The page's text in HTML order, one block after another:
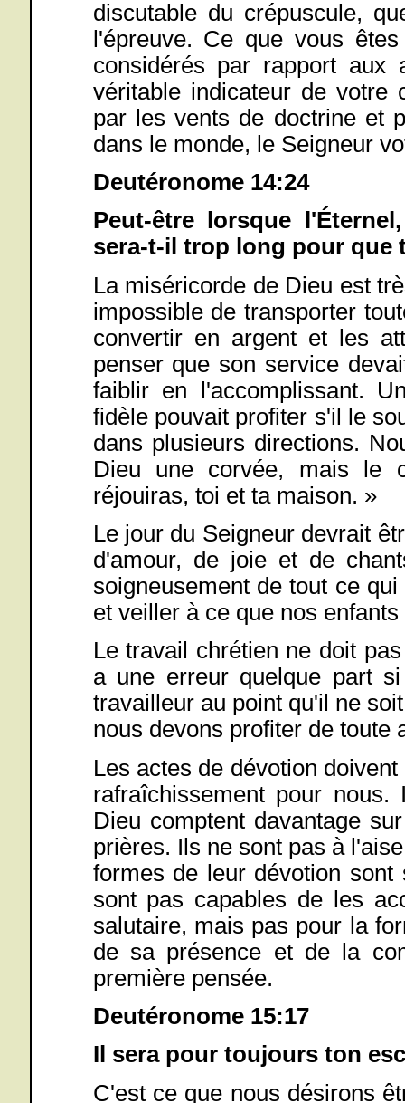
discutable du crépuscule,
l'épreuve. Ce que vous
considérés par rapport
véritable indicateur de votre
par les vents de doctrine et
dans le monde, le Seigneur
Deutéronome 14:24
Peut-être lorsque
sera-t-il trop long pour
La miséricorde de Dieu est
impossible de transporter
convertir en argent et les
penser que son service
faiblir en l'accomplissant.
fidèle pouvait profiter s'il le
dans plusieurs directions.
Dieu une corvée, mais le
réjouiras, toi et ta maison. »
Le jour du Seigneur devrait
d'amour, de joie et de
soigneusement de tout ce
et veiller à ce que nos
Le travail chrétien ne doit
a une erreur quelque part
travailleur au point qu'il ne
nous devons profiter de toute
Les actes de dévotion
rafraîchissement pour
Dieu comptent davantage
prières. Ils ne sont pas à
formes de leur dévotion
sont pas capables de les
salutaire, mais pas pour la
de sa présence et de la
première pensée.
Deutéronome 15:17
Il sera pour toujours ton
C'est ce que nous désirons